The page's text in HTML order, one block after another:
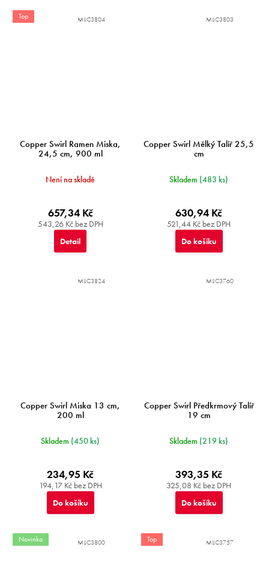
Top
Copper Swirl Ramen Miska,
24,5 cm, 900 ml
Není na skladě
543,26 Kč bez DPH
657,34 Kč
Detail
MIJC3804
Copper Swirl Mělký Talíř 25,5
cm
Skladem (483 ks)
521,44 Kč bez DPH
630,94 Kč
Do košíku
MIJC3803
Copper Swirl Miska 13 cm,
200 ml
Skladem (450 ks)
194,17 Kč bez DPH
234,95 Kč
Do košíku
MIJC3824
Copper Swirl Předkrmový Talíř
19 cm
Skladem (219 ks)
325,08 Kč bez DPH
393,35 Kč
Do košíku
MIJC3760
Novinka MIJC3800 Top MIJC3757